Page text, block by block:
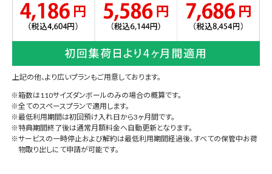
上記の他、より広いプランもご用意しております。
箱数は110サイズダンボールのみの場合の概算です。
全てのスペースプランで適用します。
最低利用期間は初回預け入れ日から3ヶ月間です。
特典期間終了後は通常月額料金へ自動更新となります。
サービスの一時停止および解約は最低利用期間経過後、すべての保管中お荷
物取り出しにて申請が可能です。